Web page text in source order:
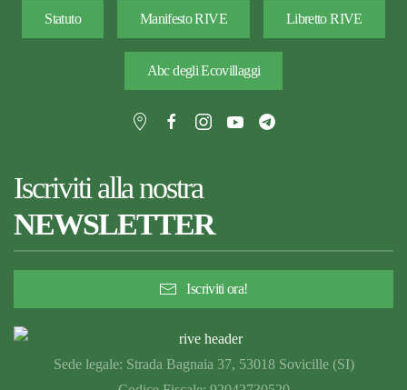
Statuto Manifesto RIVE Libretto RIVE
Abc degli Ecovillaggi
Iscriviti alla nostra
NEWSLETTER
Iscriviti ora!
Sede legale: Strada Bagnaia 37, 53018 Sovicille (SI)